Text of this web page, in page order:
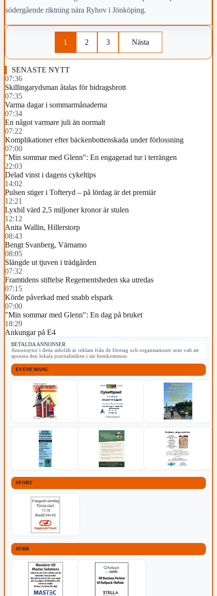
södergående riktning nära Ryhov i Jönköping.
1 2 3 Nästa
SENASTE NYTT
07:36
Skillingarydsman åtalas för bidragsbrott
07:35
Varma dagar i sommarmånaderna
07:34
En något varmare juli än normalt
07:22
Komplikationer efter bäckenbottenskada under förlossning
07:00
"Min sommar med Glenn": En engagerad tur i terrängen
22:03
Delad vinst i dagens cykeltips
14:02
Pulsen stiger i Tofteryd – på lördag är det premiär
12:21
Lyxbil värd 2,5 miljoner kronor är stulen
12:12
Anita Wallin, Hillerstorp
08:43
Bengt Svanberg, Värnamo
08:05
Slängde ut tjuven i trädgården
07:32
Framtidens stiftelse Regementsheden ska utredas
07:15
Körde påverkad med snabb elspark
07:00
"Min sommar med Glenn": En dag på bruket
18:29
Ankungar på E4
BETALDA ANNONSER
Annonsytor i detta sidofält är reklam från de företag och organisationer som valt att
sponsra den lokala journalistiken i sin hemkommun.
EVENEMANG
SPORT
JOBB